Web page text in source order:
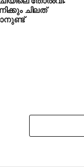
ചിലത്